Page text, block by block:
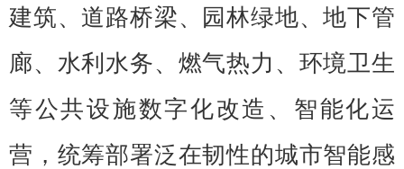
建筑、道路桥梁、园林绿地、地下管
廊、水利水务、燃气热力、环境卫生
等公共设施数字化改造、智能化运
营，统筹部署泛在韧性的城市智能感